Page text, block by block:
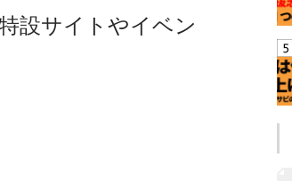
設サイトやイベン